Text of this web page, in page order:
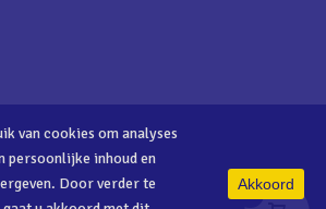
0
van cookies om analyses
persoonlijke inhoud en
Door verder te
Akkoord